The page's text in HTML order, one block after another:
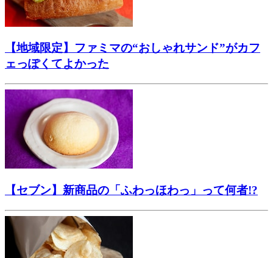
【地域限定】ファミマの“おしゃれサンド”がカフ
ェっぽくてよかった
【セブン】新商品の「ふわっほわっ」って何者!?